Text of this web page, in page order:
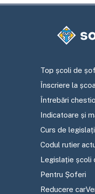
Top școli de
Înscriere la
Întrebări
Indicatoare și
Curs de
Codul rutier
Legislație școli
Pentru Șoferi
Reducere